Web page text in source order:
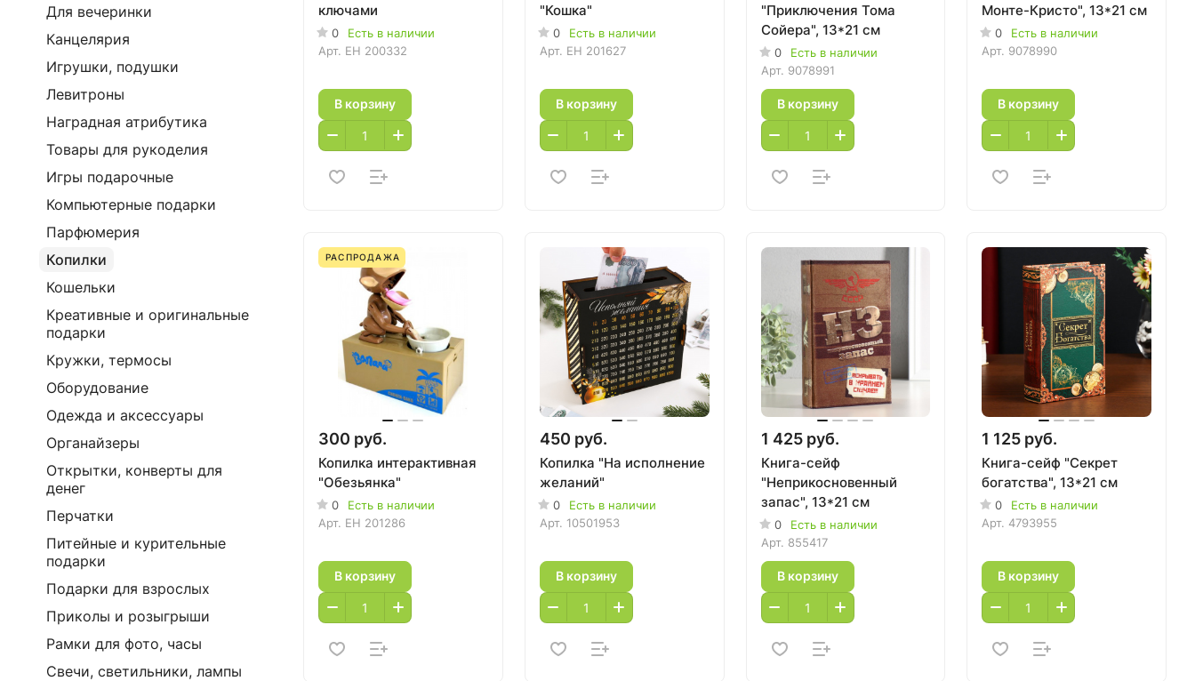
ключами
0
Есть в наличии
Арт. EH 200332
В корзину
"Кошка"
0
Есть в наличии
Арт. EH 201627
В корзину
"Приключения Тома
Сойера", 13*21 см
0
Есть в наличии
Арт. 9078991
В корзину
Монте-Кристо", 13*21 см
0
Есть в наличии
Арт. 9078990
В корзину
РАСПРОДАЖА
300 руб.
Копилка интерактивная
"Обезьянка"
0
Есть в наличии
Арт. EH 201286
В корзину
450 руб.
Копилка "На исполнение
желаний"
0
Есть в наличии
Арт. 10501953
В корзину
1 425 руб.
Книга-сейф
"Неприкосновенный
запас", 13*21 см
0
Есть в наличии
Арт. 855417
В корзину
1 125 руб.
Книга-сейф "Секрет
богатства", 13*21 см
0
Есть в наличии
Арт.4793955
В корзину
Для вечеринки
Канцелярия
Игрушки, подушки
Левитроны
Наградная атрибутика
Товары для рукоделия
Игры подарочные
Компьютерные подарки
Парфюмерия
Копилки
Кошельки
Креативные и оригинальные
подарки
Кружки, термосы
Оборудование
Одежда и аксессуары
Органайзеры
Открытки, конверты для
денег
Перчатки
Питейные и курительные
подарки
Подарки для взрослых
Приколы и розыгрыши
Рамки для фото, часы
Свечи, светильники, лампы